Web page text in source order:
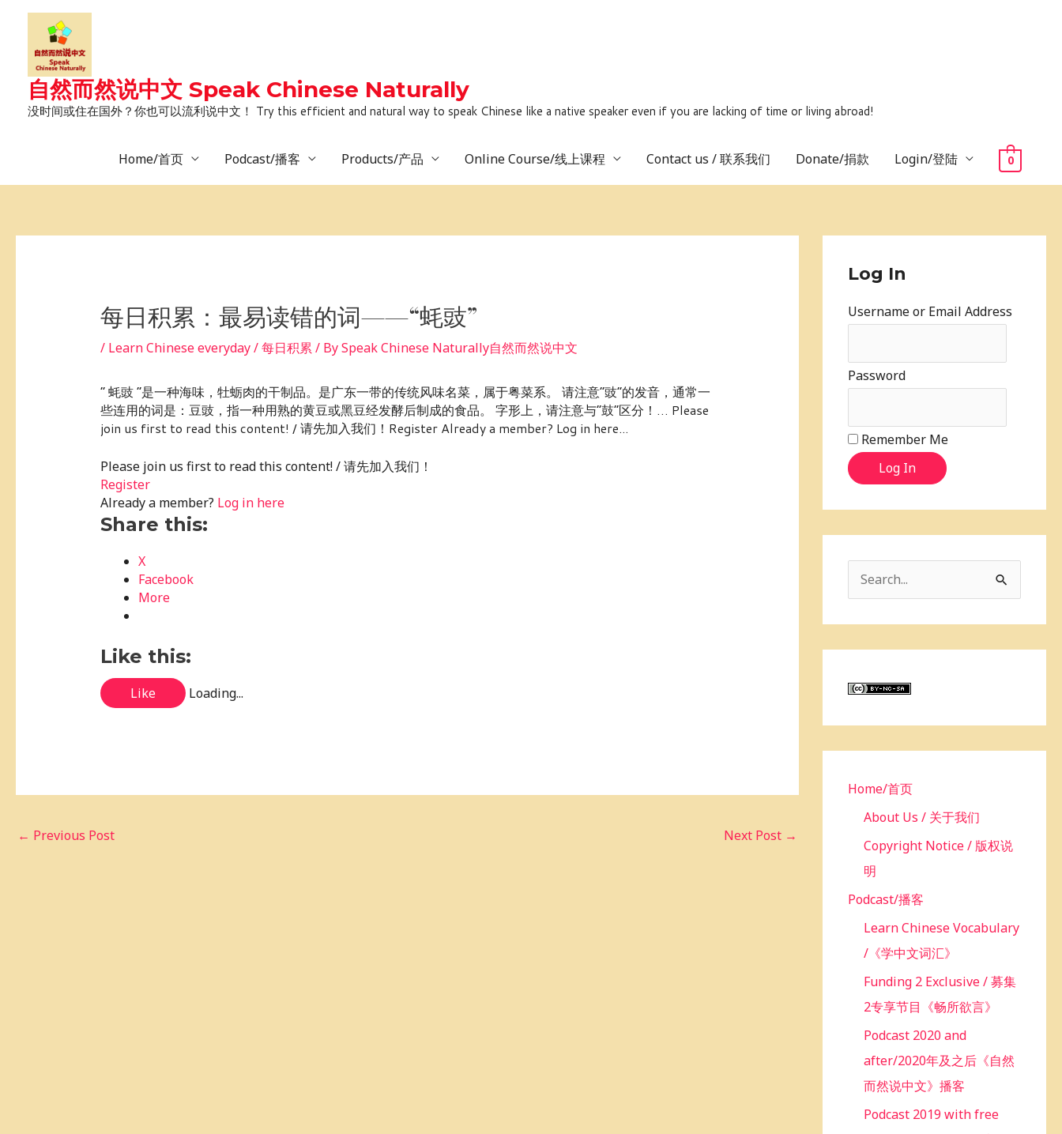
自然而然说中文 Speak Chinese Naturally
没时间或住在国外？你也可以流利说中文！ Try this efficient and natural way to speak Chinese like a native speaker even if you are lacking of time or living abroad!
Home/首页 Podcast/播客 Products/产品 Online Course/线上课程 Contact us / 联系我们 Donate/捐款 Login/登陆 0
每日积累：最易读错的词——“蚝豉”
/ Learn Chinese everyday / 每日积累 / BySpeak Chinese Naturally自然而然说中文
“ 蚝豉 ”是一种海味，牡蛎肉的干制品。是广东一带的传统风味名菜，属于粤菜系。 请注意“豉”的发音，通常一
些连用的词是：豆豉，指一种用熟的黄豆或黑豆经发酵后制成的食品。 字形上，请注意与“鼓”区分！… Please
join us first to read this content! / 请先加入我们！Register Already a member? Log in here...
Please join us first to read this content! / 请先加入我们！
Register
Already a member? Log in here
Share this:
X
Facebook
More
Like this:
Like Loading...
← Previous Post Next Post →
Log In
Username or Email Address
Password
Remember Me
Log In
c
r
Home/首页
About Us / 关于我们
Copyright Notice / 版权说
明
Podcast/播客
Learn Chinese Vocabulary
/《学中文词汇》
Funding 2 Exclusive / 募集
2专享节目《畅所欲言》
Podcast 2020 and
after/2020年及之后《自然
而然说中文》播客
Podcast 2019 with free